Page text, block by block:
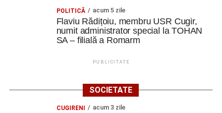
POLITICĂ acum 5 zile
Flaviu Rădițoiu, membru USR Cugir,
numit administrator special la TOHAN
SA – filială a Romarm
PUBLICITATE
SOCIETATE
CUGIRENI acum 3 zile